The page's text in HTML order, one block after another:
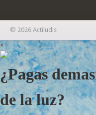
© 2026 Actiludis
×
¿Pagas
de la luz?